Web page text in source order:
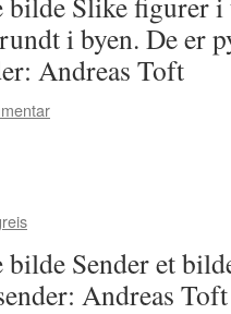
i byen. De er
Andreas Toft
Sender et
Andreas Toft